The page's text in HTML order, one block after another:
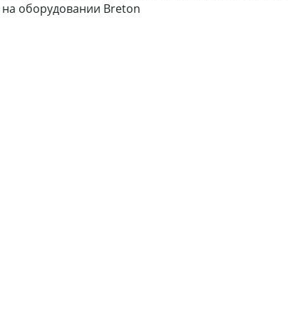
оборудовании Breton